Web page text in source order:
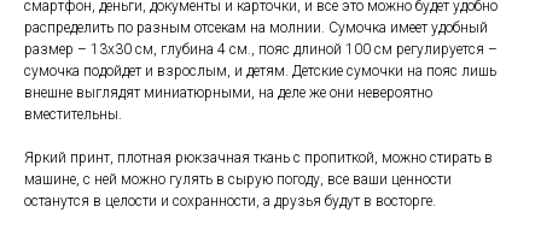
смартфон, деньги, документы и карточки, и все это можно будет удобно
распределить по разным отсекам на молнии. Сумочка имеет удобный
размер – 13х30 см, глубина 4 см., пояс длиной 100 см регулируется –
сумочка подойдет и взрослым, и детям. Детские сумочки на пояс лишь
внешне выглядят миниатюрными, на деле же они невероятно
вместительны.
Яркий принт, плотная рюкзачная ткань с пропиткой, можно стирать в
машине, с ней можно гулять в сырую погоду, все ваши ценности
останутся в целости и сохранности, а друзья будут в восторге.